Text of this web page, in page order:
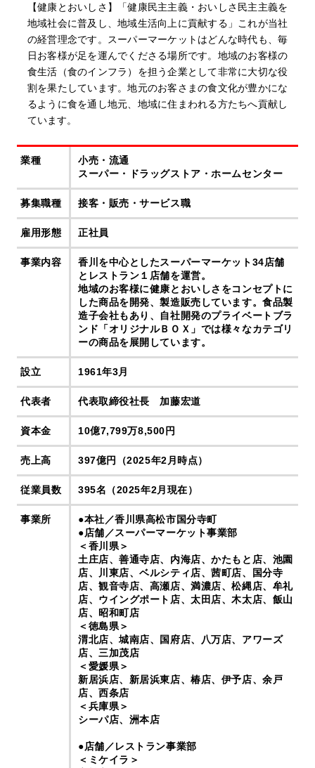
【健康とおいしさ】「健康民主主義・おいしさ民主主義を
地域社会に普及し、地域生活向上に貢献する」これが当社
の経営理念です。スーパーマーケットはどんな時代も、毎
日お客様が足を運んでくださる場所です。地域のお客様の
食生活（食のインフラ）を担う企業として非常に大切な役
割を果たしています。地元のお客さまの食文化が豊かにな
るように食を通し地元、地域に住まわれる方たちへ貢献し
ています。
業種
小売・流通
スーパー・ドラッグストア・ホームセンター
募集職種 接客・販売・サービス職
雇用形態 正社員
事業内容
香川を中心としたスーパーマーケット34店舗
とレストラン１店舗を運営。
地域のお客様に健康とおいしさをコンセプトに
した商品を開発、製造販売しています。食品製
造子会社もあり、自社開発のプライベートブラ
ンド「オリジナルＢＯＸ」では様々なカテゴリ
ーの商品を展開しています。
設立 1961年3月
代表者 代表取締役社長 加藤宏道
資本金 10億7,799万8,500円
売上高 397億円（2025年2月時点）
従業員数 395名（2025年2月現在）
事業所
●本社／香川県高松市国分寺町
●店舗／スーパーマーケット事業部
＜香川県＞
土庄店、善通寺店、内海店、かたもと店、池園
店、川東店、ベルシティ店、茜町店、国分寺
店、観音寺店、高瀬店、満濃店、松縄店、牟礼
店、ウイングポート店、太田店、木太店、飯山
店、昭和町店
＜徳島県＞
渭北店、城南店、国府店、八万店、アワーズ
店、三加茂店
＜愛媛県＞
新居浜店、新居浜東店、椿店、伊予店、余戸
店、西条店
＜兵庫県＞
シーパ店、洲本店
●店舗／レストラン事業部
＜ミケイラ＞